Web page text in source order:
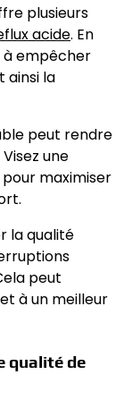
plusieurs
acide. En
à empêcher
ainsi la
peut rendre
une
maximiser
la qualité
peut
à un meilleur
qualité de